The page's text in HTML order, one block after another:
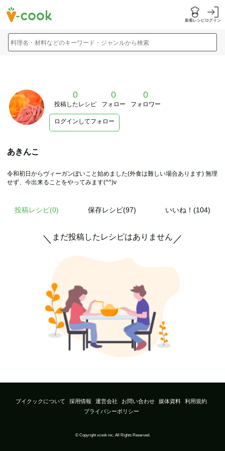
新着レシピログイン
料理名・材料などのキーワード・ジャンルから検索
0
投稿したレシピ
0
フォロー
0
フォロワー
ログインしてフォロー
あきんこ
令和初日からヴィーガンぽいこと始めました(外食は難しい場合あります) 無理
せず、今出来ることをやってみます(^^)v
投稿レシピ(0) 保存レシピ(97) いいね！(104)
＼ まだ投稿したレシピはありません ／
ブイクックについて 採用情報 運営会社 お問い合わせ 媒体資料
利用規約
プライバシーポリシー
© Copyright vcook inc. All Rights Reserved.